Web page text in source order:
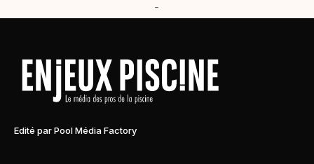
-
Edité par Pool Média Factory